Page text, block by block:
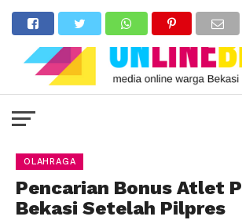
OLAHRAGA
Pencarian Bonus Atlet
Bekasi Setelah Pilpres